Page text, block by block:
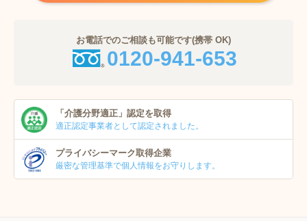
お電話でのご相談も可能です(携帯 OK)
0120-941-653
「介護分野適正」 認定を取得
適正認定事業者として認定されました。
プライバシーマーク取得企業
厳密な管理基準で個人情報をお守りします。